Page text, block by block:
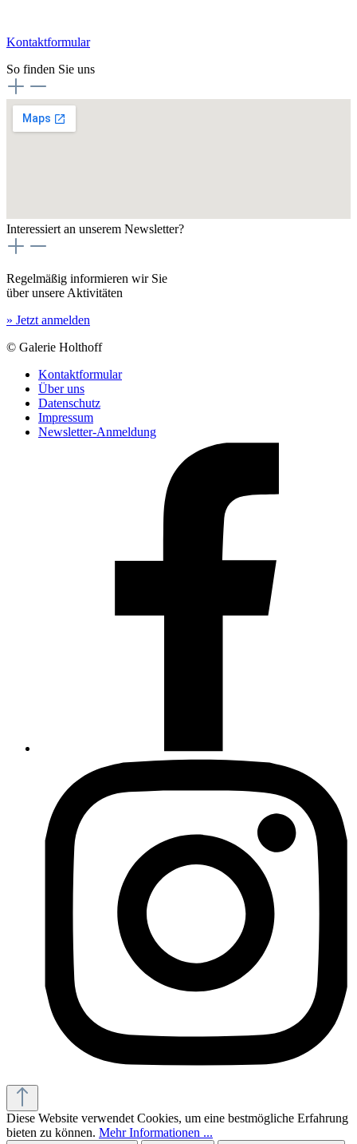
Kontaktformular
So finden Sie uns
Interessiert an unserem Newsletter?
Regelmäßig informieren wir Sie
über unsere Aktivitäten
» Jetzt anmelden
© Galerie Holthoff
Kontaktformular
Über uns
Datenschutz
Impressum
Newsletter-Anmeldung
Diese Website verwendet Cookies, um eine bestmögliche Erfahrung
bieten zu können. Mehr Informationen ...